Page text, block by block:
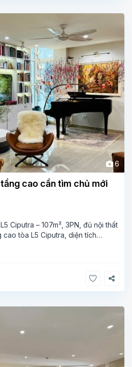
6
cao cần tìm chủ mới
Ciputra – 107m², 3PN, đủ nội thất
tòa L5 Ciputra, diện tích
– 2 vệ sinh, không gian rộng